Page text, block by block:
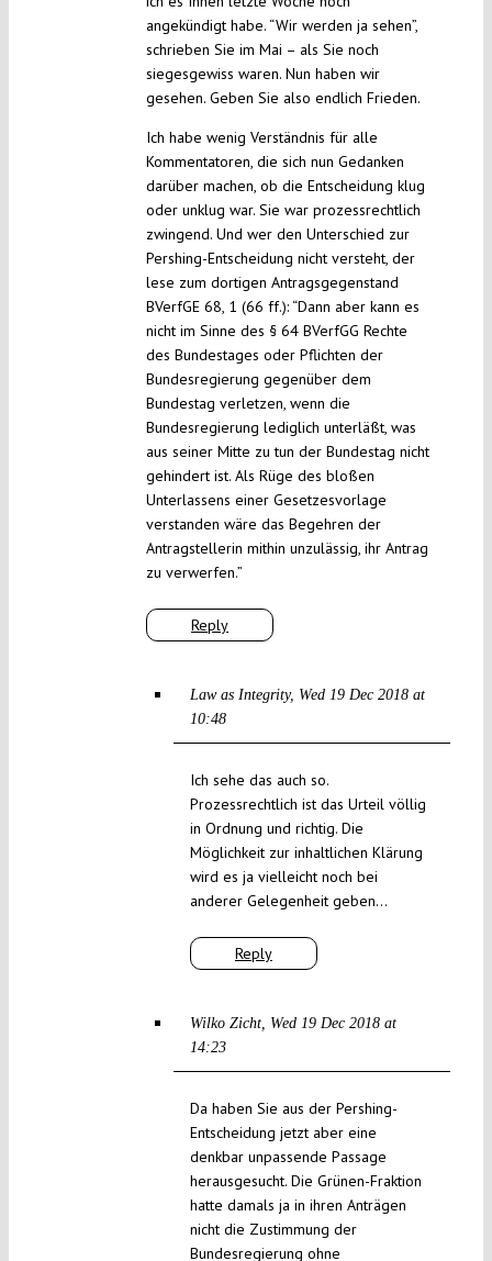
Reply
angekündigt habe. “Wir werden ja sehen”,
schrieben Sie im Mai – als Sie noch
siegesgewiss waren. Nun haben wir
gesehen. Geben Sie also endlich Frieden.
Ich habe wenig Verständnis für alle
Kommentatoren, die sich nun Gedanken
darüber machen, ob die Entscheidung klug
oder unklug war. Sie war prozessrechtlich
zwingend. Und wer den Unterschied zur
Pershing-Entscheidung nicht versteht, der
lese zum dortigen Antragsgegenstand
BVerfGE 68, 1 (66 ff.): “Dann aber kann es
nicht im Sinne des § 64 BVerfGG Rechte
des Bundestages oder Pflichten der
Bundesregierung gegenüber dem
Bundestag verletzen, wenn die
Bundesregierung lediglich unterläßt, was
aus seiner Mitte zu tun der Bundestag nicht
gehindert ist. Als Rüge des bloßen
Unterlassens einer Gesetzesvorlage
verstanden wäre das Begehren der
Antragstellerin mithin unzulässig, ihr Antrag
zu verwerfen.”
Law as Integrity
Wed 19 Dec 2018 at
10:48
Reply
Ich sehe das auch so.
Prozessrechtlich ist das Urteil völlig
in Ordnung und richtig. Die
Möglichkeit zur inhaltlichen Klärung
wird es ja vielleicht noch bei
anderer Gelegenheit geben…
Wilko Zicht
Wed 19 Dec 2018 at
14:23
Da haben Sie aus der Pershing-
Entscheidung jetzt aber eine
denkbar unpassende Passage
herausgesucht. Die Grünen-Fraktion
hatte damals ja in ihren Anträgen
nicht die Zustimmung der
Bundesregierung ohne